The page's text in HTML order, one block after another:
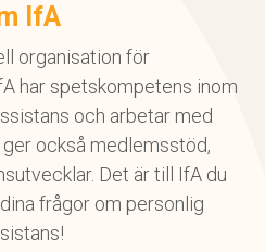
IfA
organisation för
har spetskompetens inom
och arbetar med
också medlemsstöd,
Det är till IfA du
frågor om personlig